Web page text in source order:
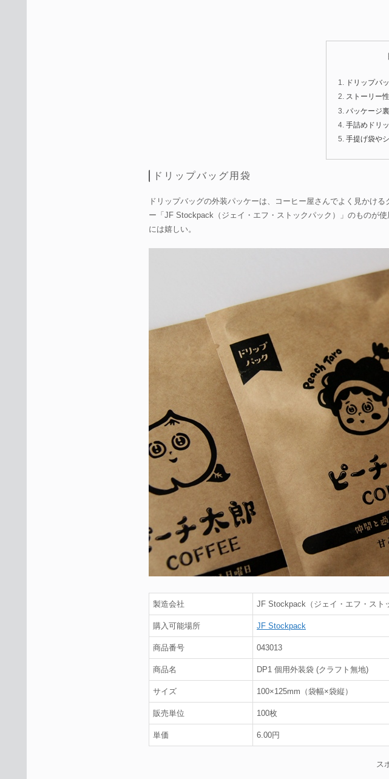
ドリップバ
ストーリー
パッケージ
手詰めドリ
手提げ袋や
ドリップバッグ用袋
ドリップバッグの外装パッケーは、コーヒー屋さんでよく見かけ
ー「JF Stockpack（ジェイ・エフ・ストックパック）」のものが
には嬉しい。
製造会社 JF Stockpack（ジェイ・エフ・スト
購入可能場所 JF Stockpack
商品番号 043013
商品名 DP1 個用外装袋 (クラフト無地)
サイズ 100×125mm（袋幅×袋縦）
販売単位 100枚
単価 6.00円
ス